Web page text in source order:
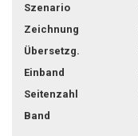
Szenario
Zeichnung
Übersetzg.
Einband
Seitenzahl
Band